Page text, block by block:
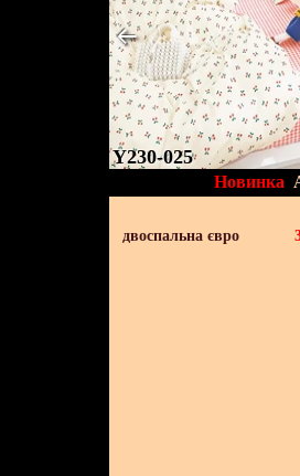
Y230-025
Новинка
двоспальна євро